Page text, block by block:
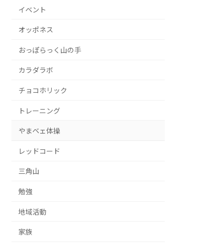
イベント
オッポネス
おっぽらっく山の手
カラダラボ
チョコホリック
トレーニング
やまベェ体操
レッドコード
三角山
勉強
地域活動
家族